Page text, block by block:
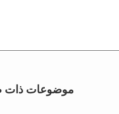
موضوعات ذات